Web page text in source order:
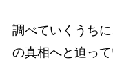
調べていくうち
の真相へと迫って